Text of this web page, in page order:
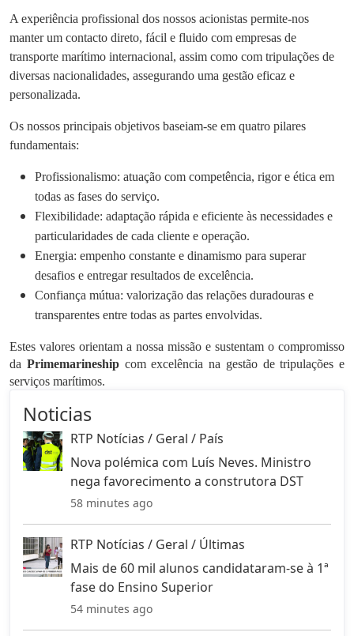
A experiência profissional dos nossos acionistas permite-nos
manter um contacto direto, fácil e fluido com empresas de
transporte marítimo internacional, assim como com tripulações de
diversas nacionalidades, assegurando uma gestão eficaz e
personalizada.
Os nossos principais objetivos baseiam-se em quatro pilares
fundamentais:
Profissionalismo: atuação com competência, rigor e ética em
todas as fases do serviço.
Flexibilidade: adaptação rápida e eficiente às necessidades e
particularidades de cada cliente e operação.
Energia: empenho constante e dinamismo para superar
desafios e entregar resultados de excelência.
Confiança mútua: valorização das relações duradouras e
transparentes entre todas as partes envolvidas.
Estes valores orientam a nossa missão e sustentam o compromisso
da Primemarineshipcom excelência na gestão de tripulações e
serviços marítimos.
Noticias
RTP Notícias / Geral / País
Nova polémica com Luís Neves. Ministro
nega favorecimento a construtora DST
58 minutes ago
RTP Notícias / Geral / Últimas
Mais de 60 mil alunos candidataram-se à 1ª
fase do Ensino Superior
54 minutes ago